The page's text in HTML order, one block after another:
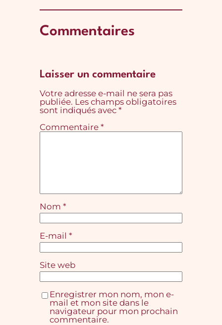
Commentaires
Laisser un commentaire
Votre adresse e-mail ne sera pas
publiée. Les champs obligatoires
sont indiqués avec *
Commentaire *
Nom *
E-mail *
Site web
Enregistrer mon nom, mon e-
mail et mon site dans le
navigateur pour mon prochain
commentaire.